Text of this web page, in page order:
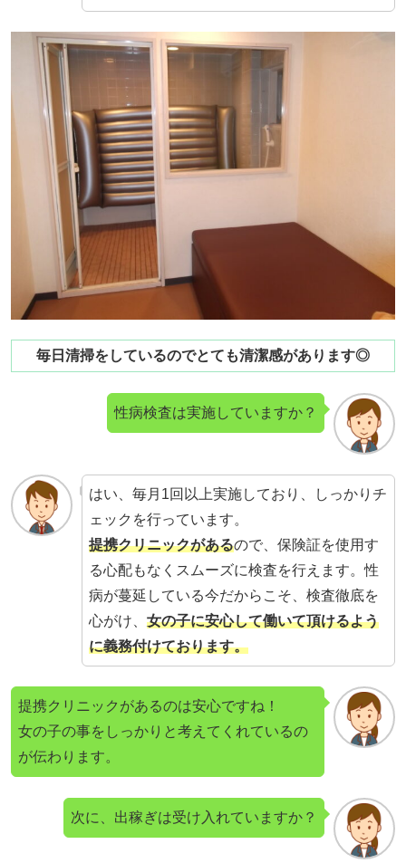
毎日清掃をしているのでとても清潔感があります◎
性病検査は実施していますか？
はい、毎月1回以上実施しており、しっかりチ
ェックを行っています。
提携クリニックがあるので、保険証を使用す
る心配もなくスムーズに検査を行えます。性
病が蔓延している今だからこそ、検査徹底を
心がけ、 女の子に安心して働いて頂けるよう
に義務付けております。
提携クリニックがあるのは安心ですね！
女の子の事をしっかりと考えてくれているの
が伝わります。
次に、出稼ぎは受け入れていますか？